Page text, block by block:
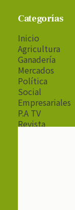
Categorías
Inicio
Agricultura
Ganadería
Mercados
Política
Social
Empresariales
P.A TV
Revista